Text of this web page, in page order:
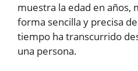
muestra la edad en años,
forma sencilla y precisa
tiempo ha transcurrido
una persona.